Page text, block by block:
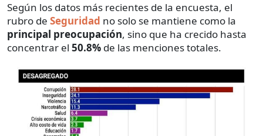
Según los datos más recientes de la encuesta, el
rubro de Seguridad no solo se mantiene como la
principal preocupación, sino que ha crecido hasta
concentrar el 50.8% de las menciones totales.